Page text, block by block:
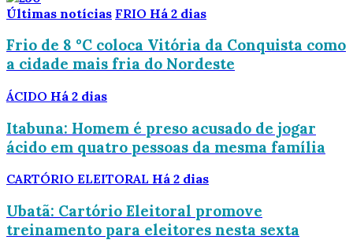
Últimas notícias FRIO Há 2 dias
Frio de 8 °C coloca Vitória da Conquista como
a cidade mais fria do Nordeste
ÁCIDO Há 2 dias
Itabuna: Homem é preso acusado de jogar
ácido em quatro pessoas da mesma família
CARTÓRIO ELEITORAL Há 2 dias
Ubatã: Cartório Eleitoral promove
treinamento para eleitores nesta sexta